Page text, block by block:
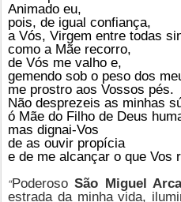
Animado eu,
pois, de igual confiança,
a Vós, Virgem entre todas
como a Mãe recorro,
de Vós me valho e,
gemendo sob o peso dos
me prostro aos Vossos pés.
Não desprezeis as minhas
ó Mãe do Filho de Deus
mas dignai-Vos
de as ouvir propícia
e de me alcançar o que Vos
“PoderosoSão Miguel
estrada da minha vida,